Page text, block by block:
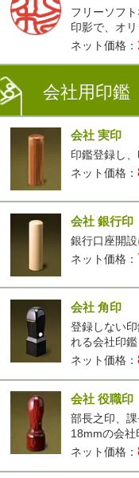
フリーソフ
印影で、オ
ネット価格：
会社用印鑑
会社 実印
印鑑登録し
ネット価格：
会社 銀行印
銀行口座開
ネット価格：
会社 角印
登録しない
れる会社印鑑
ネット価格：
会社 役職印
部長之印、
18mmの会社
ネット価格：